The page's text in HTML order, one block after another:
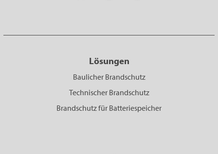
Lösungen
Baulicher Brandschutz
Technischer Brandschutz
Brandschutz für Batteriespeicher